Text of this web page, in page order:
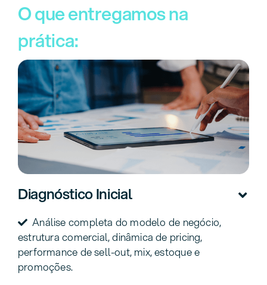
O queentregamosna
prática:
Diagnóstico Inicial
Análise completa do modelo de negócio,
estrutura comercial, dinâmica de pricing,
performance de sell-out, mix, estoque e
promoções.